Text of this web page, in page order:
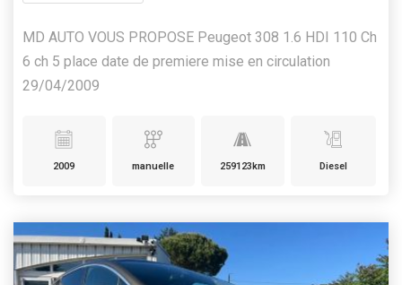
MD AUTO VOUS PROPOSE Peugeot 308 1.6 HDI 110 Ch
6 ch 5 place date de premiere mise en circulation
29/04/2009
2009 manuelle 259123km Diesel